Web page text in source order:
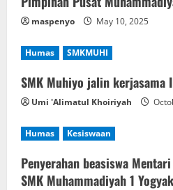
a
t
i
o
n
maspenyo May 10, 2025
Humas SMKMUHI
SMK Muhiyo jalin kerjasama
Umi 'Alimatul Khoiriyah
Humas Kesiswaan
Penyerahan beasiswa
SMK Muhammadiyah 1